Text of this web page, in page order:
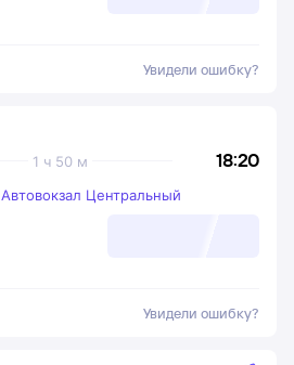
Увидели ошибку?
18:20
1 ч 50 м
Автовокзал Центральный
Увидели ошибку?